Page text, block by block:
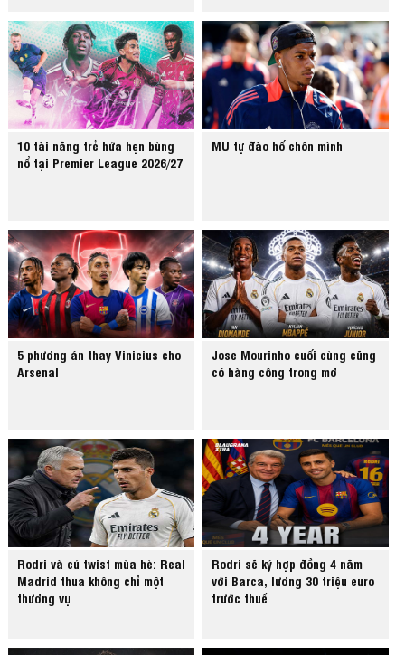
10 tài năng trẻ hứa hẹn bùng
nổ tại Premier League 2026/27
MU tự đào hố chôn mình
5 phương án thay Vinicius cho
Arsenal
Jose Mourinho cuối cùng cũng
có hàng công trong mơ
Rodri và cú twist mùa hè: Real
Madrid thua không chỉ một
thương vụ
Rodri sẽ ký hợp đồng 4 năm
với Barca, lương 30 triệu euro
trước thuế